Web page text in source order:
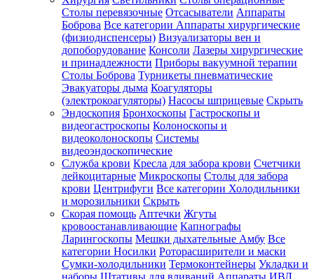
Столы перевязочные Отсасыватели Аппараты
Боброва Все категории Аппараты хирургические
(физиодиспенсеры) Визуализаторы вен и
допоборудование Консоли Лазеры хирургические
и принадлежности Приборы вакуумной терапии
Столы Боброва Турникеты пневматические
Эвакуаторы дыма Коагуляторы
(электрокоагуляторы) Насосы шприцевые Скрыть
Эндоскопия Бронхоскопы Гастроскопы и
видеогастроскопы Колоноскопы и
видеоколоноскопы Системы
видеоэндоскопические
Служба крови Кресла для забора крови Счетчики
лейкоцитарные Микроскопы Столы для забора
крови Центрифуги Все категории Холодильники
и морозильники Скрыть
Скорая помощь Аптечки Жгуты
кровоостанавливающие Капнографы
Ларингоскопы Мешки дыхательные Амбу Все
категории Носилки Роторасширители и маски
Сумки-холодильники Термоконтейнеры Укладки и
наборы Штативы для вливаний Аппараты ИВЛ